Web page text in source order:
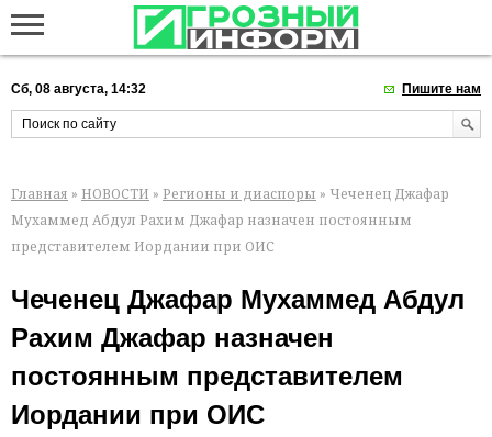
Сб, 08 августа, 14:32 Пишите нам
Главная » НОВОСТИ » Регионы и диаспоры » Чеченец Джафар
Мухаммед Абдул Рахим Джафар назначен постоянным
представителем Иордании при ОИС
Чеченец Джафар Мухаммед Абдул
Рахим Джафар назначен
постоянным представителем
Иордании при ОИС